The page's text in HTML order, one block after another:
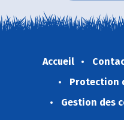
Accueil
Protection
Gestion des